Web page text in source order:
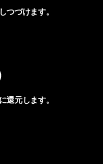
つづけます。
還元します。